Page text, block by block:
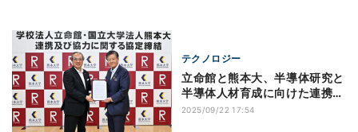
テクノロジー
立命館と熊本大、半導体研究と
半導体人材育成に向けた連携協
定を締結
2025/09/22 17:54